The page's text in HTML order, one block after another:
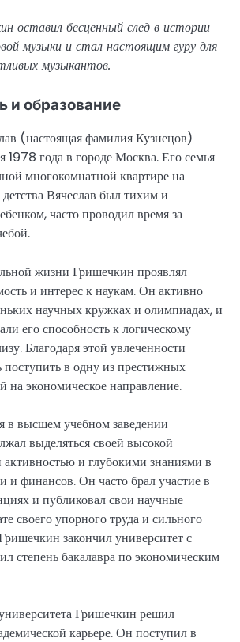
оставил бесценный след в истории
музыки и стал настоящим гуру для
музыкантов.
и образование
(настоящая фамилия Кузнецов)
1978 года в городе Москва. Его семья
многокомнатной квартире на
Вячеслав был тихим и
часто проводил время за
жизни Гришечкин проявлял
и интерес к наукам. Он активно
научных кружках и олимпиадах, и
его способность к логическому
Благодаря этой увлеченности
поступить в одну из престижных
на экономическое направление.
в высшем учебном заведении
выделяться своей высокой
активностью и глубокими знаниями в
и финансов. Он часто брал участие в
и публиковал свои научные
своего упорного труда и сильного
закончил университет с
степень бакалавра по экономическим
Гришечкин решил
карьере. Он поступил в